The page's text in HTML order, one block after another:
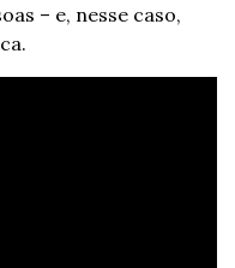
– e, nesse caso,